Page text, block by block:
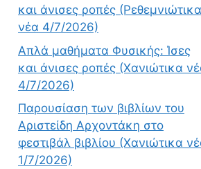
και άνισες ροπές (Ρεθεμνιώτικα
νέα 4/7/2026)
Απλά μαθήματα Φυσικής: Ίσες
και άνισες ροπές (Χανιώτικα
4/7/2026)
Παρουσίαση των βιβλίων του
Αριστείδη Αρχοντάκη στο
φεστιβάλ βιβλίου (Χανιώτικα
1/7/2026)